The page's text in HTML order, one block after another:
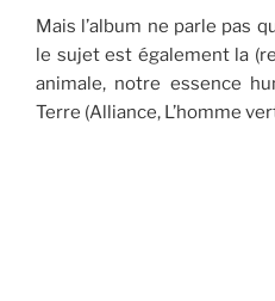
Mais l’album ne parle pas
le sujet est également la
animale, notre essence
Terre (Alliance, L’homme